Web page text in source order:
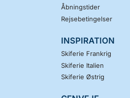
Åbningstider
Rejsebetingelser
INSPIRATION
Skiferie Frankrig
Skiferie Italien
Skiferie Østrig